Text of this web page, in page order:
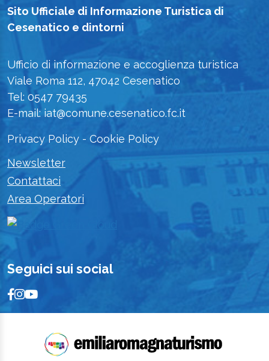
Sito Ufficiale di Informazione Turistica di
Cesenatico e dintorni
Ufficio di informazione e accoglienza turistica
Viale Roma 112, 47042 Cesenatico
Tel: 0547 79435
E-mail: iat@comune.cesenatico.fc.it
Privacy Policy - Cookie Policy
Newsletter
Contattaci
Area Operatori
Seguici sui social